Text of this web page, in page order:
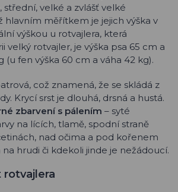
střední, velké a zvlášť velké
hlavním měřítkem je jejich výška v
výškou u rotvajlera, která
velký rotvajler, je výška psa 65 cm a
(u fen výška 60 cm a váha 42 kg).
což znamená, že se skládá z
Krycí srst je dlouhá, drsná a hustá.
zbarvení s pálením – syté
na lících, tlamě, spodní straně
nad očima a pod kořenem
na hrudi či kdekoli jinde je nežádoucí.